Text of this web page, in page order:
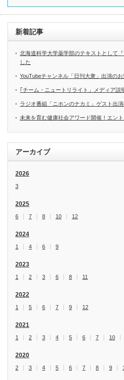
新着記事
北海道科学大学薬学部のテキストとして
した
YouTubeチャンネル「日刊大衆」出演の
｢チーム・ニュートリライト」メディア説
ラジオ番組「ニホンのナカミ」ゲスト出
未来を育む健康社会アワード開催！エン
アーカイブ
2026
3
2025
6 7 8 10 12
2024
1 4 6 9
2023
1 2 3 6 8 11
2022
1 5 6 7 9 12
2021
1 2 3 4 5 6 7 10
2020
2 3 4 5 6 7 8 9